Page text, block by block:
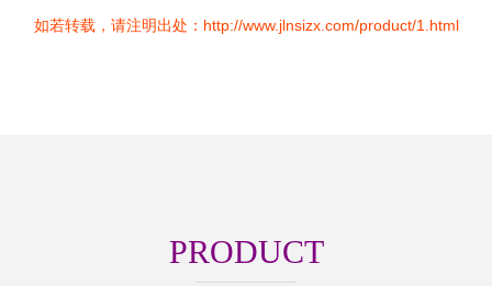
如若转载，请注明出处：http://www.jlnsizx.com/product/1.html
PRODUCT